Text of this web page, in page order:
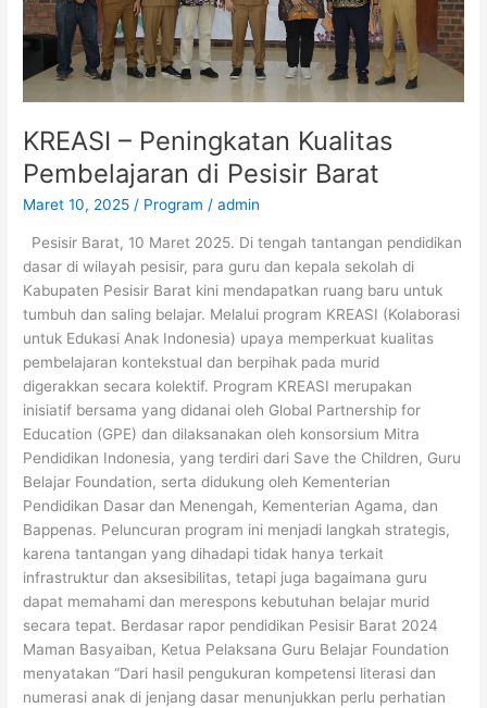
KREASI – Peningkatan Kualitas
Pembelajaran di Pesisir Barat
Maret 10, 2025/ Program /admin
Pesisir Barat, 10 Maret 2025. Di tengah tantangan pendidikan
dasar di wilayah pesisir, para guru dan kepala sekolah di
Kabupaten Pesisir Barat kini mendapatkan ruang baru untuk
tumbuh dan saling belajar. Melalui program KREASI (Kolaborasi
untuk Edukasi Anak Indonesia) upaya memperkuat kualitas
pembelajaran kontekstual dan berpihak pada murid
digerakkan secara kolektif. Program KREASI merupakan
inisiatif bersama yang didanai oleh Global Partnership for
Education (GPE) dan dilaksanakan oleh konsorsium Mitra
Pendidikan Indonesia, yang terdiri dari Save the Children, Guru
Belajar Foundation, serta didukung oleh Kementerian
Pendidikan Dasar dan Menengah, Kementerian Agama, dan
Bappenas. Peluncuran program ini menjadi langkah strategis,
karena tantangan yang dihadapi tidak hanya terkait
infrastruktur dan aksesibilitas, tetapi juga bagaimana guru
dapat memahami dan merespons kebutuhan belajar murid
secara tepat. Berdasar rapor pendidikan Pesisir Barat 2024
Maman Basyaiban, Ketua Pelaksana Guru Belajar Foundation
menyatakan “Dari hasil pengukuran kompetensi literasi dan
numerasi anak di jenjang dasar menunjukkan perlu perhatian